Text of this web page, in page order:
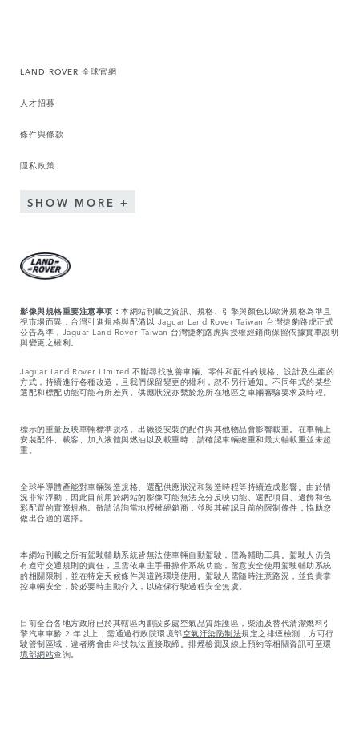
LAND ROVER 全球官網
人才招募
條件與條款
隱私政策
SHOW MORE
影像與規格重要注意事項： 本網站刊載之資訊、規格、引擎與顏色以歐洲規格為準且
視市場而異，台灣引進規格與配備以 Jaguar Land Rover Taiwan 台灣捷豹路虎正式
公告為準，Jaguar Land Rover Taiwan 台灣捷豹路虎與授權經銷商保留依據實車說明
與變更之權利。
Jaguar Land Rover Limited 不斷尋找改善車輛、零件和配件的規格、設計及生產的
方式，持續進行各種改造，且我們保留變更的權利，恕不另行通知。不同年式的某些
選配和標配功能可能有所差異。供應狀況亦繫於您所在地區之車輛審驗要求及時程。
標示的重量反映車輛標準規格。出廠後安裝的配件與其他物品會影響載重。在車輛上
安裝配件、載客、加入液體與燃油以及載重時，請確認車輛總重和最大軸載重並未超
重。
全球半導體產能對車輛製造規格、選配供應狀況和製造時程等持續造成影響。由於情
況非常浮動，因此目前用於網站的影像可能無法充分反映功能、選配項目、邊飾和色
彩配置的實際規格。敬請洽詢當地授權經銷商，並與其確認目前的限制條件，協助您
做出合適的選擇。
本網站刊載之所有駕駛輔助系統皆無法使車輛自動駕駛，僅為輔助工具。駕駛人仍負
有遵守交通規則的責任，且需依車主手冊操作系統功能，留意安全使用駕駛輔助系統
的相關限制，並在特定天候條件與道路環境使用。駕駛人需隨時注意路況，並負責掌
控車輛安全，於必要時主動介入，以確保行駛過程安全無虞。
目前全台各地方政府已於其轄區內劃設多處空氣品質維護區，柴油及替代清潔燃料引
擎汽車車齡 2 年以上，需通過行政院環境部空氣汙染防制法規定之排煙檢測，方可行
駛管制區域，違者將會由科技執法直接取締。排煙檢測及線上預約等相關資訊可至環
境部網站查詢。